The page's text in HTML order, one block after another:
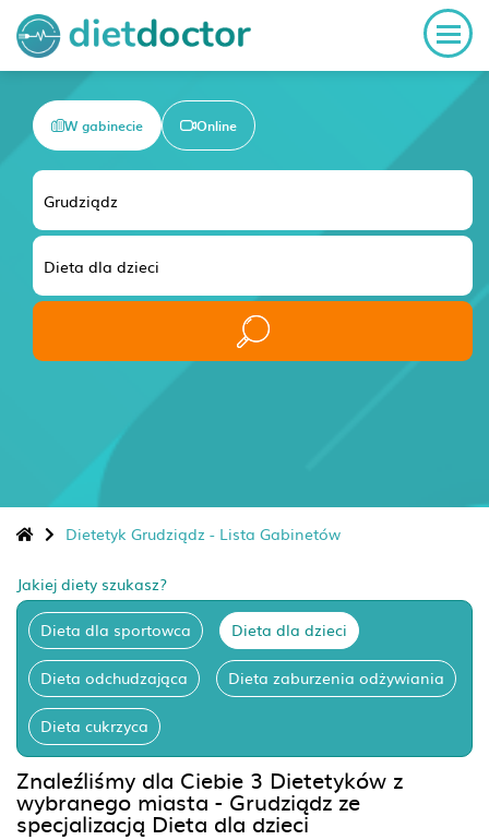
W gabinecie Online
Dietetyk Grudziądz - Lista Gabinetów
Jakiej diety szukasz?
Dieta dla sportowca Dieta dla dzieci
Dieta odchudzająca Dieta zaburzenia odżywiania
Dieta cukrzyca
Znaleźliśmy dla Ciebie 3 Dietetyków z
wybranego miasta - Grudziądz ze
specjalizacją Dieta dla dzieci